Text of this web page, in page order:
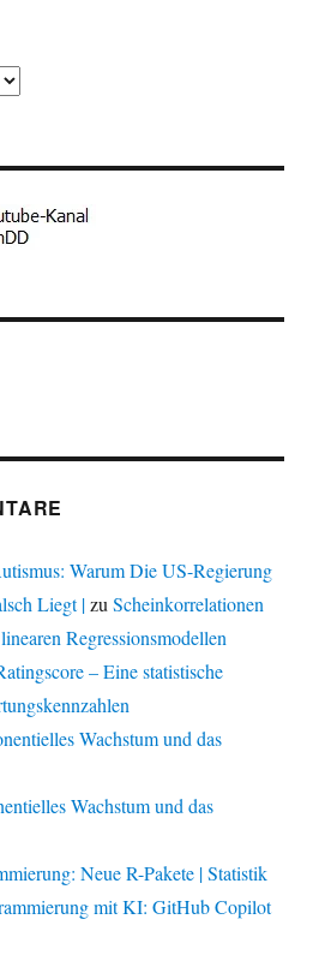
Warum Die US-Regierung
Liegt |zuScheinkorrelationen
Regressionsmodellen
– Eine statistische
Wachstum und das
Wachstum und das
Neue R-Pakete | Statistik
mit KI: GitHub Copilot